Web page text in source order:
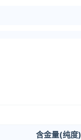
含金量(纯度)